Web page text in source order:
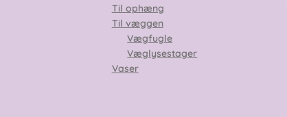
Til ophæng
Til væggen
Vægfugle
Væglysestager
Vaser